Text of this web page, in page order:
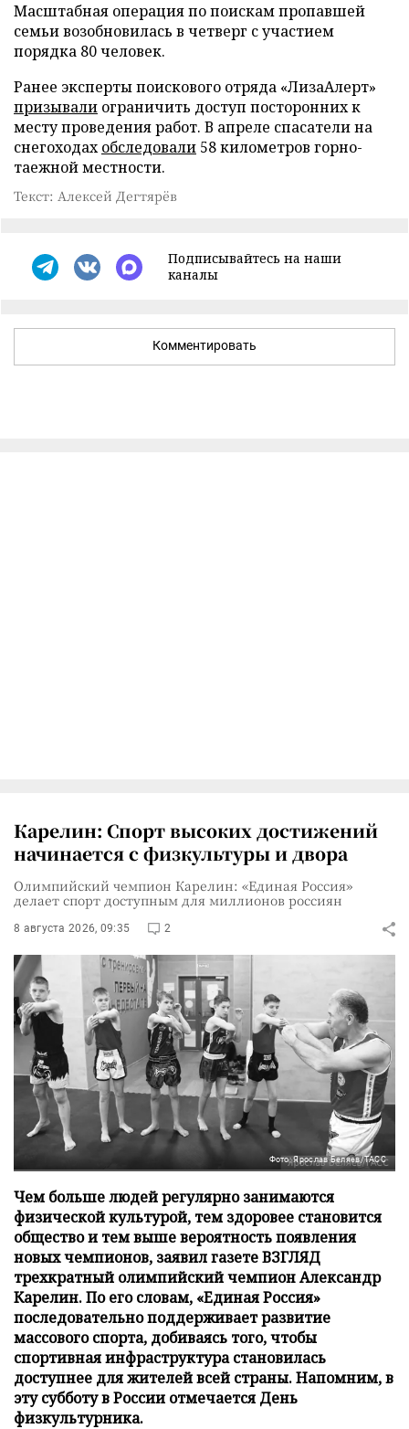
Масштабная операция по поискам пропавшей
семьи возобновилась в четверг с участием
порядка 80 человек.
Ранее эксперты поискового отряда «ЛизаАлерт»
призывали ограничить доступ посторонних к
месту проведения работ. В апреле спасатели на
снегоходахобследовали 58 километров горно-
таежной местности.
Текст: Алексей Дегтярёв
Подписывайтесь на наши
каналы
Комментировать
Карелин: Спорт высоких достижений
начинается с физкультуры и двора
Олимпийский чемпион Карелин: «Единая Россия»
делает спорт доступным для миллионов россиян
8 августа 2026, 09:35 2
Фото: Ярослав Беляев/ТАСС
Чем больше людей регулярно занимаются
физической культурой, тем здоровее становится
общество и тем выше вероятность появления
новых чемпионов, заявил газете ВЗГЛЯД
трехкратный олимпийский чемпион Александр
Карелин. По его словам, «Единая Россия»
последовательно поддерживает развитие
массового спорта, добиваясь того, чтобы
спортивная инфраструктура становилась
доступнее для жителей всей страны. Напомним, в
эту субботу в России отмечается День
физкультурника.